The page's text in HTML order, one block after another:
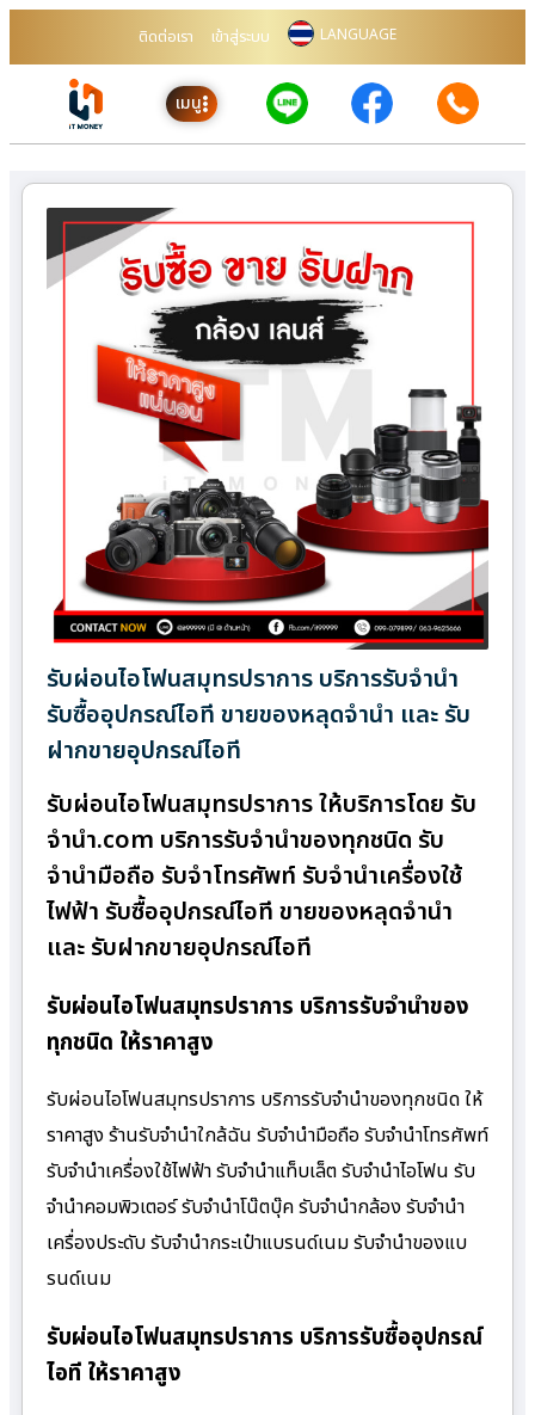
ติดต่อเรา เข้าสู่ระบบ LANGUAGE
เมนู
รับผ่อนไอโฟนสมุทรปราการ บริการรับจำนำ
รับซื้ออุปกรณ์ไอที ขายของหลุดจำนำ และ รับ
ฝากขายอุปกรณ์ไอที
รับผ่อนไอโฟนสมุทรปราการ ให้บริการโดย รับ
จํานํา.com บริการรับจำนำของทุกชนิด รับ
จำนำมือถือ รับจำโทรศัพท์ รับจำนำเครื่องใช้
ไฟฟ้า รับซื้ออุปกรณ์ไอที ขายของหลุดจำนำ
และ รับฝากขายอุปกรณ์ไอที
รับผ่อนไอโฟนสมุทรปราการ บริการรับจำนำของ
ทุกชนิด ให้ราคาสูง
รับผ่อนไอโฟนสมุทรปราการ บริการรับจำนำของทุกชนิด ให้
ราคาสูง ร้านรับจํานําใกล้ฉัน รับจำนำมือถือ รับจำนำโทรศัพท์
รับจำนำเครื่องใช้ไฟฟ้า รับจำนำแท็บเล็ต รับจำนำไอโฟน รับ
จำนำคอมพิวเตอร์ รับจำนำโน๊ตบุ๊ค รับจำนำกล้อง รับจำนำ
เครื่องประดับ รับจำนำกระเป๋าแบรนด์เนม รับจำนำของแบ
รนด์เนม
รับผ่อนไอโฟนสมุทรปราการ บริการรับซื้ออุปกรณ์
ไอที ให้ราคาสูง